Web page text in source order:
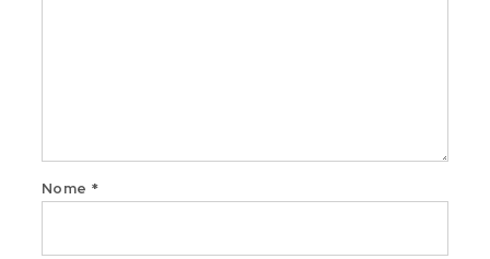
Nome *